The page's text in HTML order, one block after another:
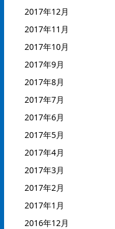
2017年12月
2017年11月
2017年10月
2017年9月
2017年8月
2017年7月
2017年6月
2017年5月
2017年4月
2017年3月
2017年2月
2017年1月
2016年12月